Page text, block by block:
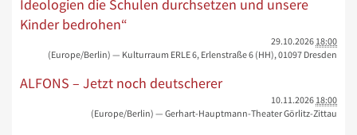
Ideologien die Schulen durchsetzen und unsere
Kinder bedrohen“
29.10.2026 18:00
(Europe/Berlin) — Kulturraum ERLE 6, Erlenstraße 6 (HH), 01097 Dresden
ALFONS – Jetzt noch deutscherer
10.11.2026 18:00
(Europe/Berlin) — Gerhart-Hauptmann-Theater Görlitz-Zittau